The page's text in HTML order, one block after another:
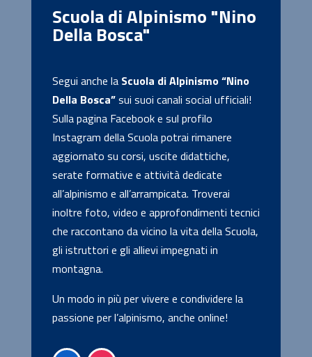
Scuola di Alpinismo "Nino
Della Bosca"
Segui anche la Scuola di Alpinismo “Nino
Della Bosca”sui suoi canali social ufficiali!
Sulla pagina Facebook e sul profilo
Instagram della Scuola potrai rimanere
aggiornato su corsi, uscite didattiche,
serate formative e attività dedicate
all’alpinismo e all’arrampicata. Troverai
inoltre foto, video e approfondimenti tecnici
che raccontano da vicino la vita della Scuola,
gli istruttori e gli allievi impegnati in
montagna.
Un modo in più per vivere e condividere la
passione per l’alpinismo, anche online!